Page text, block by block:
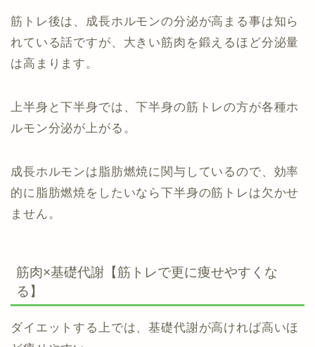
筋トレ後は、成長ホルモンの分泌が高まる事は知ら
れている話ですが、大きい筋肉を鍛えるほど分泌量
は高まります。
上半身と下半身では、下半身の筋トレの方が各種ホ
ルモン分泌が上がる。
成長ホルモンは脂肪燃焼に関与しているので、効率
的に脂肪燃焼をしたいなら下半身の筋トレは欠かせ
ません。
筋肉×基礎代謝【筋トレで更に痩せやすくな
る】
ダイエットする上では、基礎代謝が高ければ高いほ